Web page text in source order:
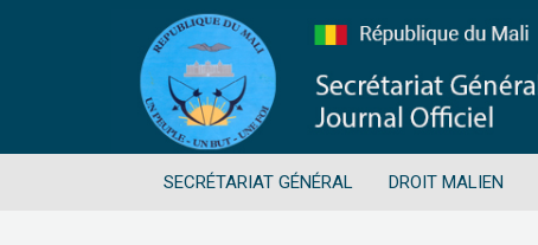
SECRÉTARIAT GÉNÉRAL DROIT MALIEN